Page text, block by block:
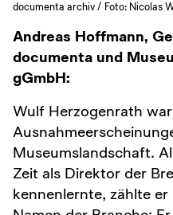
documenta archiv / Foto: Nicolas
Andreas Hoffmann,
documenta und
gGmbH:
Wulf Herzogenrath
Museumslandschaft.
Zeit als Direktor der
kennenlernte, zählte